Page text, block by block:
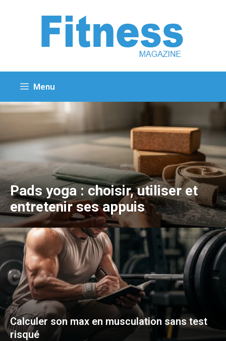
Menu
Pads yoga : choisir, utiliser et
entretenir ses appuis
Calculer son max en musculation sans test
risqué